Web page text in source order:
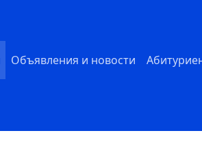
Объявления и новости